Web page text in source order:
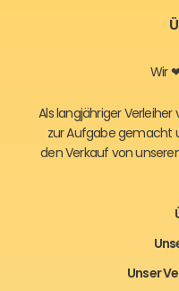
Wir
Als langjähriger
zur Aufgabe gemacht
den Verkauf von
Unser